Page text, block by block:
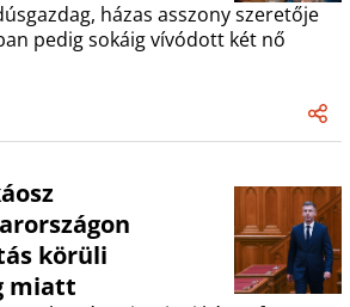
házas asszony szeretője
pedig sokáig vívódott két nő
körüli
miatt